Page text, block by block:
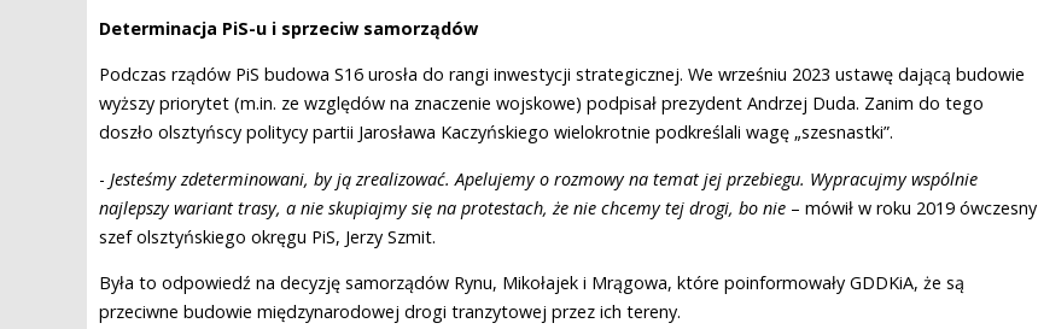
Determinacja PiS-u i sprzeciw samorządów
Podczas rządów PiS budowa S16 urosła do rangi inwestycji strategicznej. We wrześniu 2023 ustawę dającą budowie
wyższy priorytet (m.in. ze względów na znaczenie wojskowe) podpisał prezydent Andrzej Duda. Zanim do tego
doszło olsztyńscy politycy partii Jarosława Kaczyńskiego wielokrotnie podkreślali wagę „szesnastki”.
- Jesteśmy zdeterminowani, by ją zrealizować. Apelujemy o rozmowy na temat jej przebiegu. Wypracujmy wspólnie
najlepszy wariant trasy, a nie skupiajmy się na protestach, że nie chcemy tej drogi, bo nie – mówił w roku 2019 ówczesny
szef olsztyńskiego okręgu PiS, Jerzy Szmit.
Była to odpowiedź na decyzję samorządów Rynu, Mikołajek i Mrągowa, które poinformowały GDDKiA, że są
przeciwne budowie międzynarodowej drogi tranzytowej przez ich tereny.